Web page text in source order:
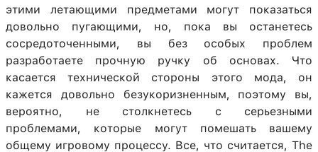
этими летающими предметами могут показаться
довольно пугающими, но, пока вы останетесь
сосредоточенными, вы без особых проблем
разработаете прочную ручку об основах. Что
касается технической стороны этого мода, он
кажется довольно безукоризненным, поэтому вы,
вероятно, не столкнетесь с серьезными
проблемами, которые могут помешать вашему
общему игровому процессу. Все, что считается, The